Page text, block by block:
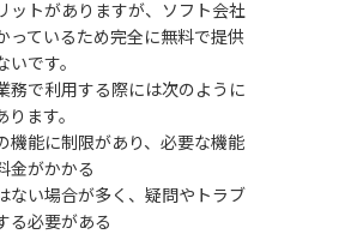
ットがありますが、ソフト会社
っているため完全に無料で提供
です。
務で利用する際には次のように
ます。
機能に制限があり、必要な機能
金がかかる
ない場合が多く、疑問やトラブ
る必要がある